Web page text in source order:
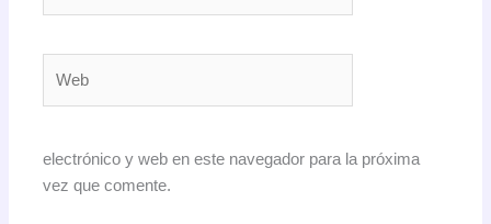
electrónico y web en este navegador para la próxima
vez que comente.